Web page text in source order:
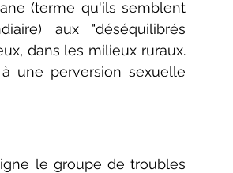
(terme qu'ils semblent
aux "déséquilibrés
dans les milieux ruraux.
une perversion sexuelle
le groupe de troubles